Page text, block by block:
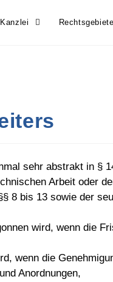
Kanzlei Rechtsgebiete
sehr abstrakt in §
Arbeit oder
8 bis 13 sowie der
wird, wenn die
wenn die
Anordnungen,